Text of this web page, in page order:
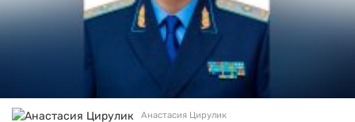
Анастасия Цирулик